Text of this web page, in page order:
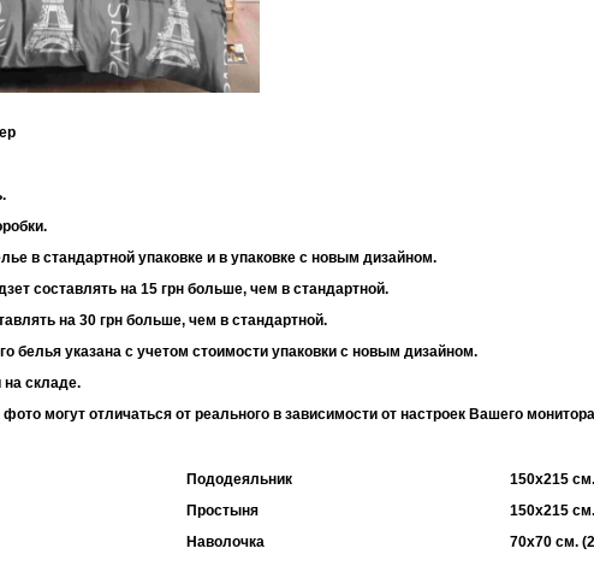
в стандартной упаковке и в упаковке с новым дизайном.
составлять на 15 грн больше, чем в стандартной.
на 30 грн больше, чем в стандартной.
белья указана с учетом стоимости упаковки с новым дизайном.
на складе.
фото могут отличаться от реального в зависимости от настроек Вашего
Пододеяльник
Простыня
Наволочка
150х215 см.
150х215 см.
70х70 см.